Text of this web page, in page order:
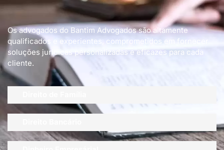
Os advogados do Bantim Advogados são altamente
qualificados e experientes, comprometidos em fornecer
soluções jurídicas personalizadas e eficazes para cada
cliente.